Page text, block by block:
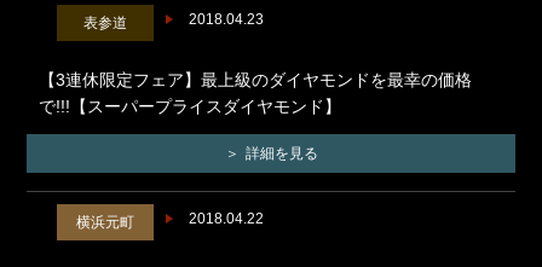
2018.04.23
表参道
【3連休限定フェア】最上級のダイヤモンドを最幸の価格
で!!!【スーパープライスダイヤモンド】
詳細を見る
2018.04.22
横浜元町